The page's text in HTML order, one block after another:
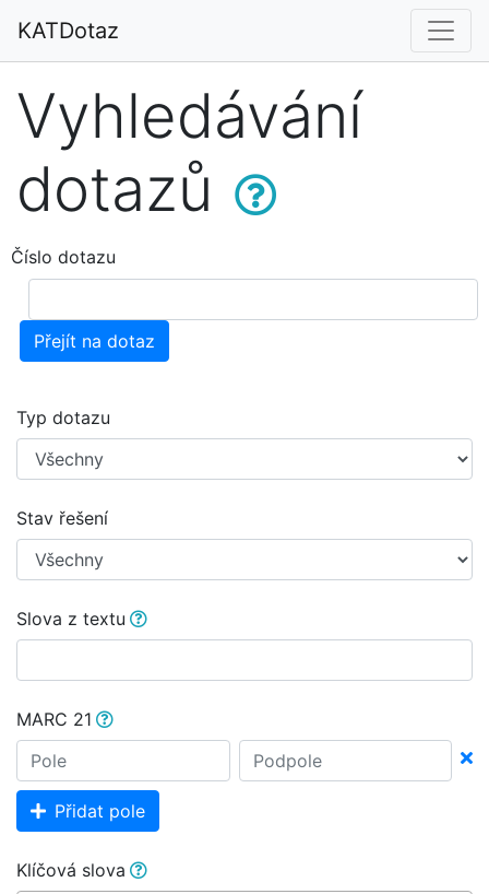
KATDotaz
Vyhledávání
dotazů
Číslo dotazu
Přejít na dotaz
Typ dotazu
Stav řešení
Slova z textu
MARC 21
Přidat pole
Klíčová slova